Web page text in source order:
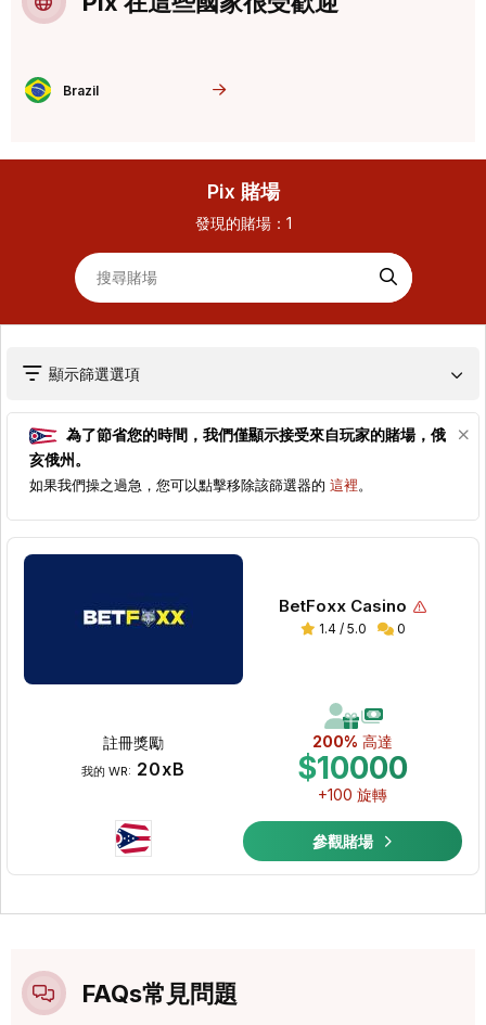
Brazil
Pix 賭場
發現的賭場： 1
顯示篩選選項
為了節省您的時間，我們僅顯示接受來自玩家的賭場， 俄
亥俄州。
如果我們操之過急，您可以點擊移除該篩選器的 這裡。
BetFoxx Casino
1.4 / 5.0 0
200% 高達
$10000
+100 旋轉
註冊獎勵
我的 WR: 20xB
參觀賭場
FAQs常⾒問題